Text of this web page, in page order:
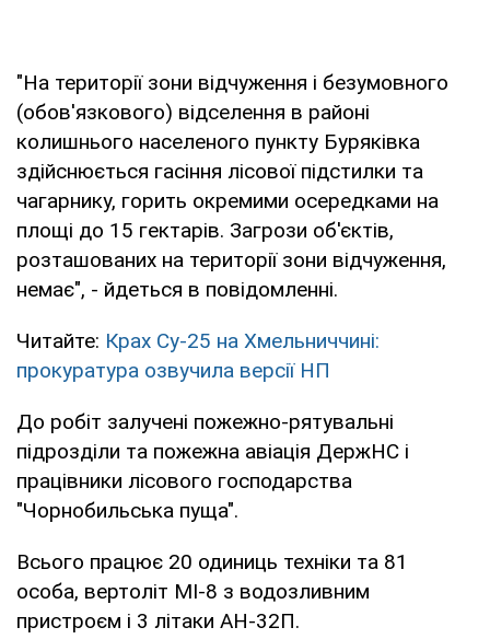
"На території зони відчуження і безумовного
(обов'язкового) відселення в районі
колишнього населеного пункту Буряківка
здійснюється гасіння лісової підстилки та
чагарнику, горить окремими осередками на
площі до 15 гектарів. Загрози об'єктів,
розташованих на території зони відчуження,
немає", - йдеться в повідомленні.
Читайте: Крах Су-25 на Хмельниччині:
прокуратура озвучила версії НП
До робіт залучені пожежно-рятувальні
підрозділи та пожежна авіація ДержНС і
працівники лісового господарства
"Чорнобильська пуща".
Всього працює 20 одиниць техніки та 81
особа, вертоліт МІ-8 з водозливним
пристроєм і 3 літаки АН-32П.